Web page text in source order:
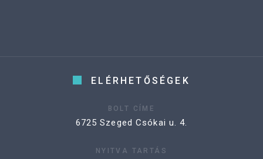
ELÉRHETŐSÉGEK
BOLT CÍME
6725 Szeged Csókai u. 4.
NYITVA TARTÁS